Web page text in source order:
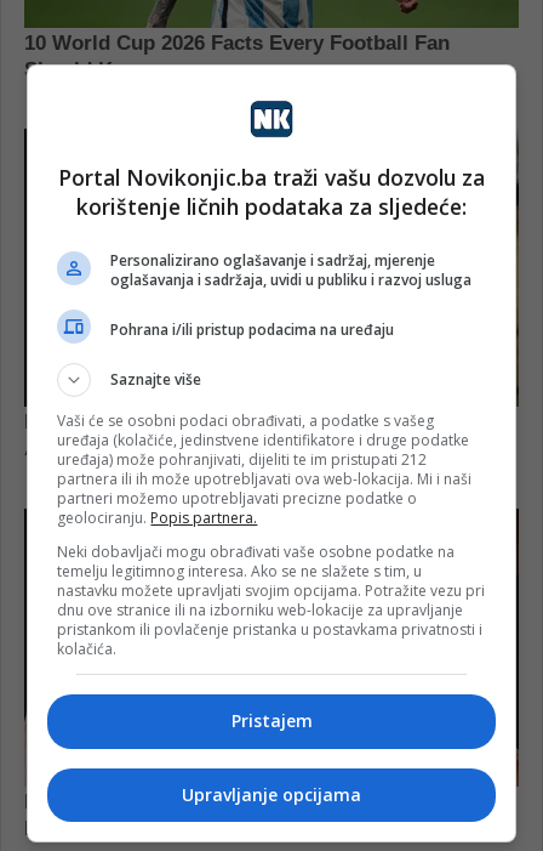
Portal Novikonjic.ba traži vašu dozvolu za
korištenje ličnih podataka za sljedeće:
Personalizirano oglašavanje i sadržaj, mjerenje
oglašavanja i sadržaja, uvidi u publiku i razvoj usluga
Pohrana i/ili pristup podacima na uređaju
Saznajte više
Vaši će se osobni podaci obrađivati, a podatke s vašeg
uređaja (kolačiće, jedinstvene identifikatore i druge podatke
uređaja) može pohranjivati, dijeliti te im pristupati 212
partnera ili ih može upotrebljavati ova web-lokacija. Mi i naši
partneri možemo upotrebljavati precizne podatke o
geolociranju. Popis partnera.
Neki dobavljači mogu obrađivati vaše osobne podatke na
temelju legitimnog interesa. Ako se ne slažete s tim, u
nastavku možete upravljati svojim opcijama. Potražite vezu pri
dnu ove stranice ili na izborniku web-lokacije za upravljanje
pristankom ili povlačenje pristanka u postavkama privatnosti i
kolačića.
Pristajem
Upravljanje opcijama